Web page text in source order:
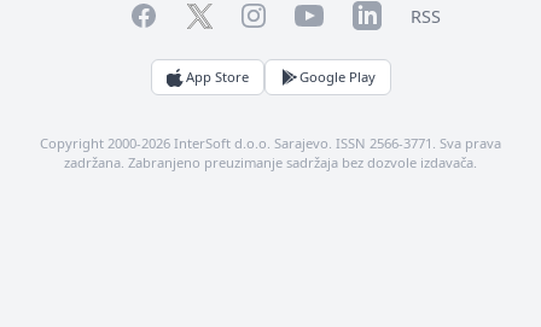
FacebookTwitterInstagramYouTubeLinkedInRSS
App Store Google Play
Copyright 2000-2026 InterSoft d.o.o. Sarajevo. ISSN 2566-3771. Sva prava
zadržana. Zabranjeno preuzimanje sadržaja bez dozvole izdavača.